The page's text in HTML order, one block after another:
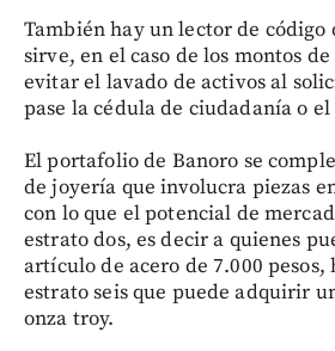
También hay un lector de código
sirve, en el caso de los montos
evitar el lavado de activos al
pase la cédula de ciudadanía o
El portafolio de Banoro se
de joyería que involucra piezas
con lo que el potencial de
estrato dos, es decir a quienes
artículo de acero de 7.000
estrato seis que puede adquirir
onza troy.